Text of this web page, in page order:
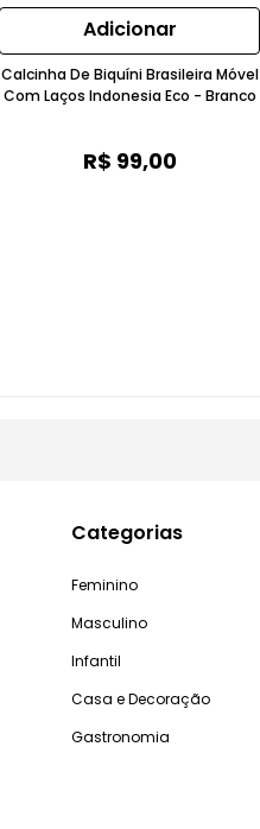
Adicionar
Calcinha De Biquíni Brasileira Móvel
Com Laços Indonesia Eco - Branco
R$ 99,00
Categorias
Feminino
Masculino
Infantil
Casa e Decoração
Gastronomia